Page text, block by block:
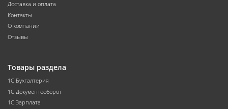
Доставка и оплата
Контакты
О компании
Отзывы
Товары раздела
1С Бухгалтерия
1С Документооборот
1С Зарплата